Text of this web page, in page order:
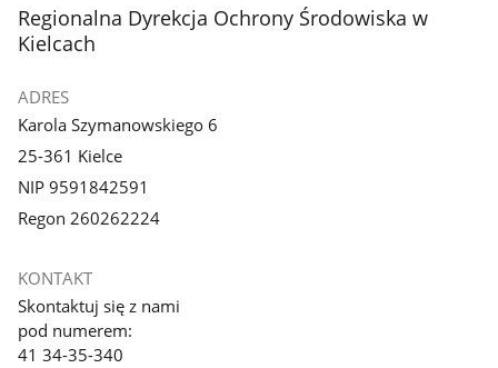
stopka
Regionalna Dyrekcja Ochrony Środowiska w
Kielcach
ADRES
Karola Szymanowskiego 6
25-361 Kielce
NIP 9591842591
Regon 260262224
KONTAKT
Skontaktuj się z nami
pod numerem:
41 34-35-340